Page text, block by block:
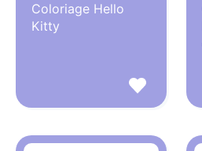
Coloriage Hello
Kitty